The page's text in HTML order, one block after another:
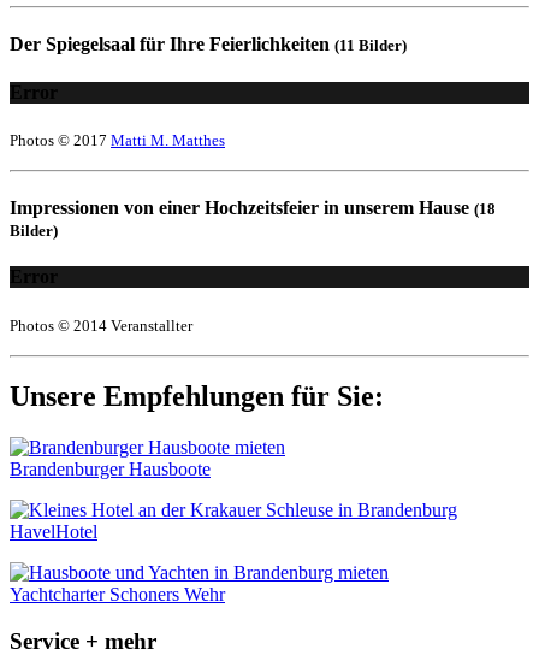
Der Spiegelsaal für Ihre Feierlichkeiten (11 Bilder)
Error
Photos © 2017 Matti M. Matthes
Impressionen von einer Hochzeitsfeier in unserem Hause (18
Bilder)
Error
Photos © 2014 Veranstallter
Unsere Empfehlungen für Sie:
Brandenburger Hausboote
HavelHotel
Yachtcharter Schoners Wehr
Service + mehr